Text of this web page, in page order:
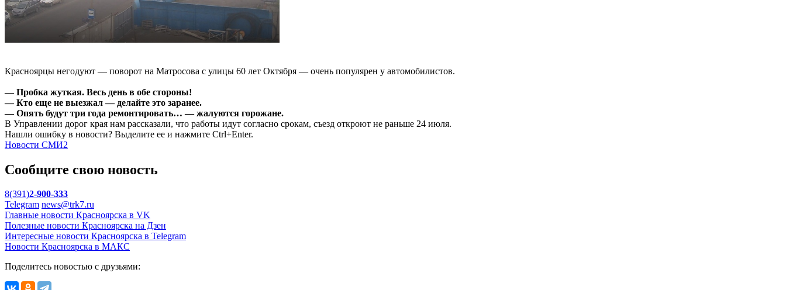
Красноярцы негодуют — поворот на Матросова с улицы 60 лет Октября — очень популярен у автомобилистов.
— Пробка жуткая. Весь день в обе стороны!
— Кто еще не выезжал — делайте это заранее.
— Опять будут три года ремонтировать… — жалуются горожане.
В Управлении дорог края нам рассказали, что работы идут согласно срокам, съезд откроют не раньше 24 июля.
Нашли ошибку в новости? Выделите ее и нажмите Ctrl+Enter.
Новости СМИ2
Сообщите свою новость
8(391)2-900-333
Telegram news@trk7.ru
Главные новости Красноярска в VK
Полезные новости Красноярска на Дзен
Интересные новости Красноярска в Telegram
Новости Красноярска в МАКС
Поделитесь новостью с друзьями: